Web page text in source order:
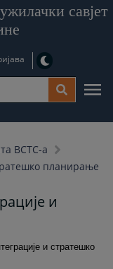
савјет
ВСТС-а
планирање
и
и стратешко